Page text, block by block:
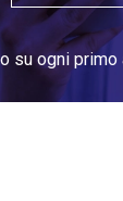
su ogni primo